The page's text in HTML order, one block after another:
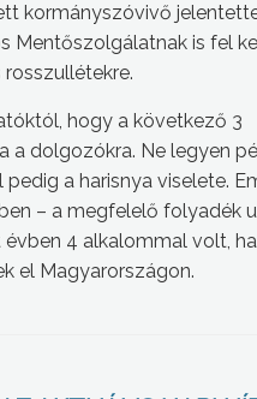
kormányszóvivő
Mentőszolgálatnak is fel
hogy a következő 3
a dolgozókra. Ne legyen
pedig a harisnya viselete.
– a megfelelő folyadék
4 alkalommal volt,
el Magyarországon.